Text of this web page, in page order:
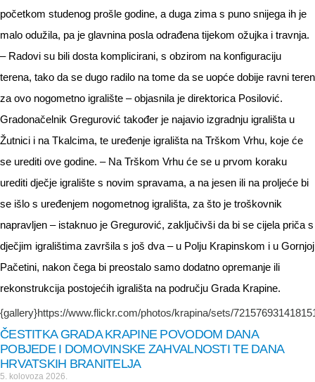
početkom studenog prošle godine, a duga zima s puno snijega ih je
malo odužila, pa je glavnina posla odrađena tijekom ožujka i travnja.
– Radovi su bili dosta komplicirani, s obzirom na konfiguraciju
terena, tako da se dugo radilo na tome da se uopće dobije ravni teren
za ovo nogometno igralište – objasnila je direktorica Posilović.
Gradonačelnik Gregurović također je najavio izgradnju igrališta u
Žutnici i na Tkalcima, te uređenje igrališta na Trškom Vrhu, koje će
se urediti ove godine. – Na Trškom Vrhu će se u prvom koraku
urediti dječje igralište s novim spravama, a na jesen ili na proljeće bi
se išlo s uređenjem nogometnog igrališta, za što je troškovnik
napravljen – istaknuo je Gregurović, zaključivši da bi se cijela priča s
dječjim igralištima završila s još dva – u Polju Krapinskom i u Gornjoj
Pačetini, nakon čega bi preostalo samo dodatno opremanje ili
rekonstrukcija postojećih igrališta na području Grada Krapine.
{gallery}https://www.flickr.com/photos/krapina/sets/
ČESTITKA GRADA KRAPINE POVODOM DANA
POBJEDE I DOMOVINSKE ZAHVALNOSTI TE DANA
HRVATSKIH BRANITELJA
5. kolovoza 2026.